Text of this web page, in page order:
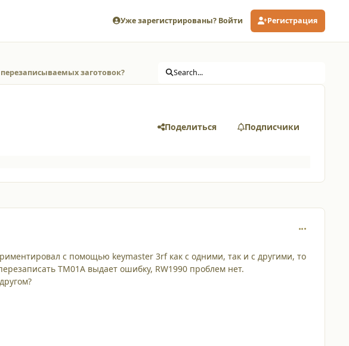
Уже зарегистрированы? Войти Регистрация
заготовок? Search...
Поделиться Подписчики
с помощью keymaster 3rf как с одними, так и с другими, то
ТМ01А выдает ошибку, RW1990 проблем нет.